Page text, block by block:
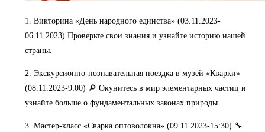
1. Викторина «День народного единства» (03.11.2023-
06.11.2023) Проверьте свои знания и узнайте историю нашей
страны.
2. Экскурсионно-познавательная поездка в музей «Кварки»
(08.11.2023-9:00) 🔎 Окунитесь в мир элементарных частиц и
узнайте больше о фундаментальных законах природы.
3. Мастер-класс «Сварка оптоволокна» (09.11.2023-15:30) 🔧